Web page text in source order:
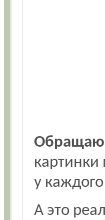
картинки
у
А это